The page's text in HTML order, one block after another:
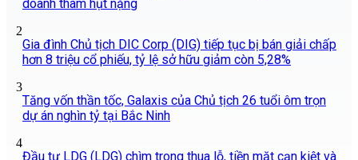
doanh thâm hụt nặng
2
Gia đình Chủ tịch DIC Corp (DIG) tiếp tục bị bán giải chấp
hơn 8 triệu cổ phiếu, tỷ lệ sở hữu giảm còn 5,28%
3
Tăng vốn thần tốc, Galaxis của Chủ tịch 26 tuổi ôm trọn
dự án nghìn tỷ tại Bắc Ninh
4
Đầu tư LDG (LDG) chìm trong thua lỗ, tiền mặt cạn kiệt và